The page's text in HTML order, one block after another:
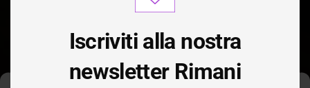
Iscriviti alla nostra
newsletter Rimani